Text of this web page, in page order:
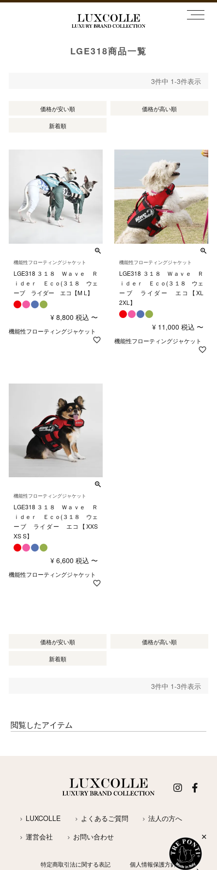
LGE318商品一覧
価格が安い順 価格が高い順
新着順
3件中 1-3件表示
機能性フローティングジャケット
LGE318 ３１８ Ｗａｖｅ Ｒ
ｉｄｅｒ Ｅｃｏ(３１８ ウェ
ーブ ライダー エコ【M L】
¥ 8,800 税込 〜
機能性フローティングジャケット
機能性フローティングジャケット
LGE318 ３１８ Ｗａｖｅ Ｒ
ｉｄｅｒ Ｅｃｏ(３１８ ウェ
ーブ ライダー エコ【XL
2XL】
¥ 11,000 税込 〜
機能性フローティングジャケット
機能性フローティングジャケット
LGE318 ３１８ Ｗａｖｅ Ｒ
ｉｄｅｒ Ｅｃｏ(３１８ ウェ
ーブ ライダー エコ【XXS
XS S】
¥ 6,600 税込 〜
機能性フローティングジャケット
価格が安い順 価格が高い順
新着順
3件中 1-3件表示
閲覧したアイテム
✕
LUXCOLLE よくあるご質問
法人の方へ
運営会社
お問い合わせ
特定商取引法に関する表記 個人情報保護方針